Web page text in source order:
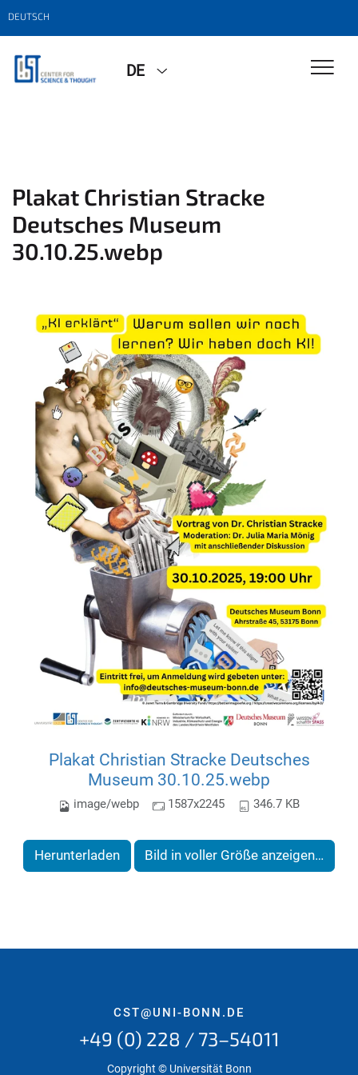
DEUTSCH
DE
Plakat Christian Stracke
Deutsches Museum
30.10.25.webp
Plakat Christian Stracke Deutsches
Museum 30.10.25.webp
image/webp 1587x2245 346.7 KB
Herunterladen Bild in voller Größe anzeigen…
CST@UNI-BONN.DE
+49 (0) 228 / 73–54011
Copyright © Universität Bonn